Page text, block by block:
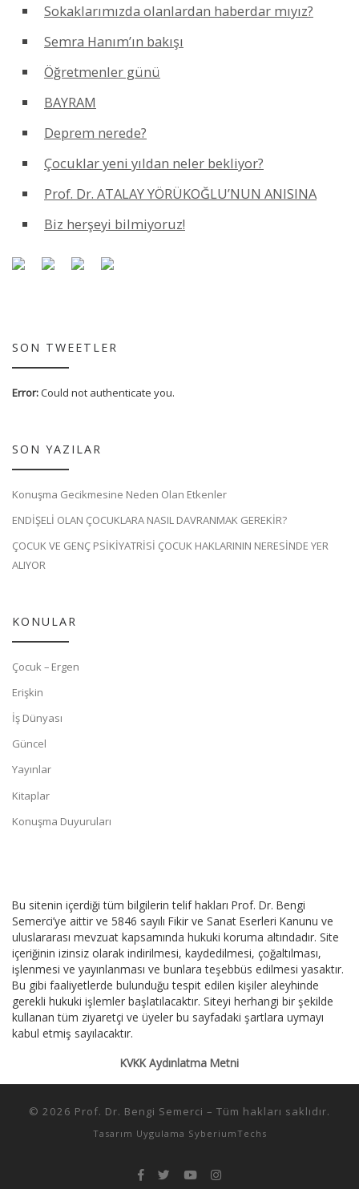
Sokaklarımızda olanlardan haberdar mıyız?
Semra Hanım’ın bakışı
Öğretmenler günü
BAYRAM
Deprem nerede?
Çocuklar yeni yıldan neler bekliyor?
Prof. Dr. ATALAY YÖRÜKOĞLU’NUN ANISINA
Biz herşeyi bilmiyoruz!
SON TWEETLER
Error:Could not authenticate you.
SON YAZILAR
Konuşma Gecikmesine Neden Olan Etkenler
ENDİŞELİ OLAN ÇOCUKLARA NASIL DAVRANMAK GEREKİR?
ÇOCUK VE GENÇ PSİKİYATRİSİ ÇOCUK HAKLARININ NERESİNDE YER
ALIYOR
KONULAR
Çocuk – Ergen
Erişkin
İş Dünyası
Güncel
Yayınlar
Kitaplar
Konuşma Duyuruları
Bu sitenin içerdiği tüm bilgilerin telif hakları Prof. Dr. Bengi
Semerci’ye aittir ve 5846 sayılı Fikir ve Sanat Eserleri Kanunu ve
uluslararası mevzuat kapsamında hukuki koruma altındadır. Site
içeriğinin izinsiz olarak indirilmesi, kaydedilmesi, çoğaltılması,
işlenmesi ve yayınlanması ve bunlara teşebbüs edilmesi yasaktır.
Bu gibi faaliyetlerde bulunduğu tespit edilen kişiler aleyhinde
gerekli hukuki işlemler başlatılacaktır. Siteyi herhangi bir şekilde
kullanan tüm ziyaretçi ve üyeler bu sayfadaki şartlara uymayı
kabul etmiş sayılacaktır.
KVKK Aydınlatma Metni
© 2026 Prof. Dr. Bengi Semerci – Tüm hakları saklıdır.
Tasarım Uygulama SyberiumTechs